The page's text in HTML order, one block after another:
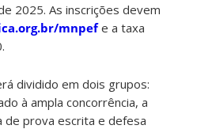
2025. As inscrições devem
mnpefe a taxa
dividido em dois grupos:
à ampla concorrência, a
de prova escrita e defesa